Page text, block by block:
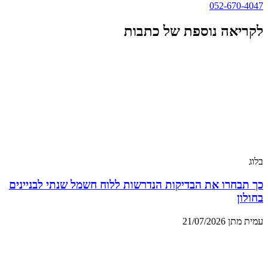
052-670-4047
לקריאה נוספת של כתבות
בלוג
כך תבחרו את הבדיקות הנדרשות ללוח חשמל שנתי לבניינים
בחולון
עמית מתן 21/07/2026